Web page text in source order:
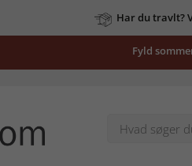
Har du travlt?
Fyld